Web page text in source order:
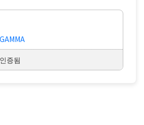
GAMMA
인증됨